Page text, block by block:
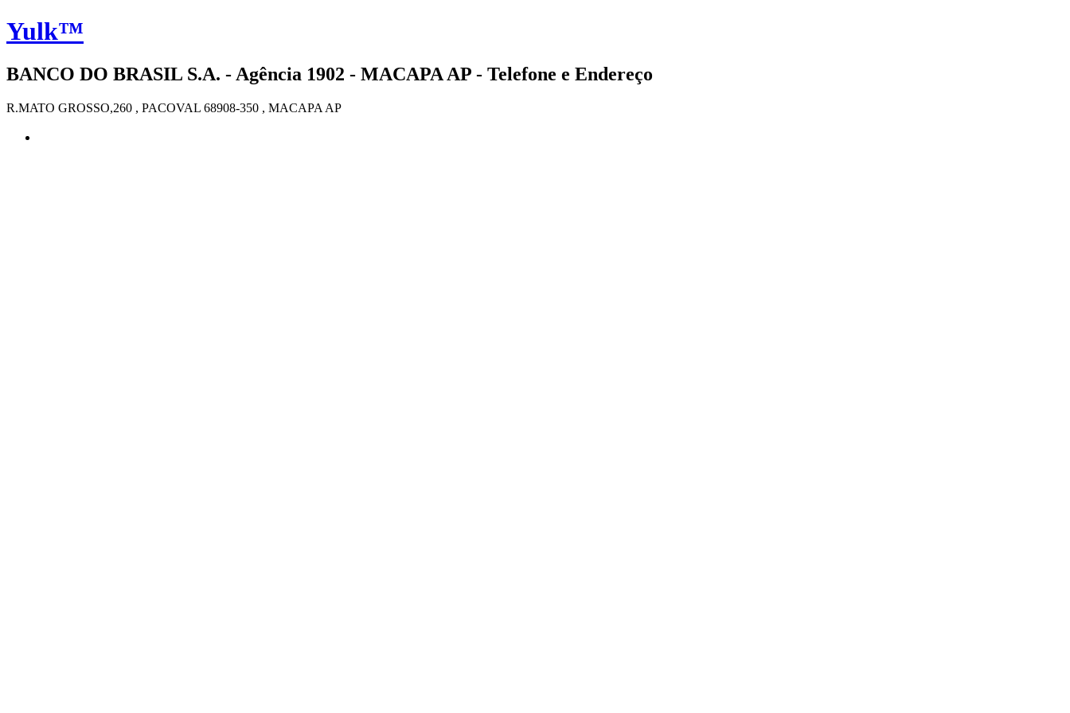
Yulk™
BANCO DO BRASIL S.A. - Agência 1902 - MACAPA AP - Telefone e Endereço
R.MATO GROSSO,260 , PACOVAL 68908-350 , MACAPA AP